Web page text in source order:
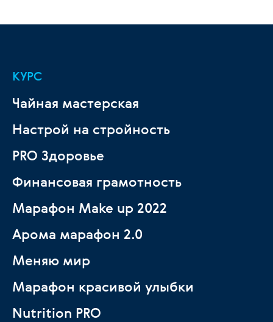
КУРС
Чайная мастерская
Настрой на стройность
PRO Здоровье
Финансовая грамотность
Марафон Make up 2022
Арома марафон 2.0
Меняю мир
Марафон красивой улыбки
Nutrition PRO